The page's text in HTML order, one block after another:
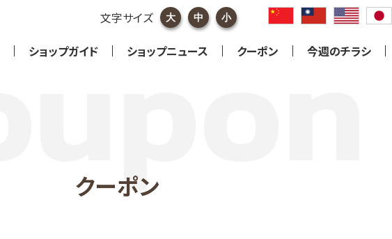
文字サイズ 大 中 小
ショップガイド ショップニュース クーポン 今週のチラシ
クーポン